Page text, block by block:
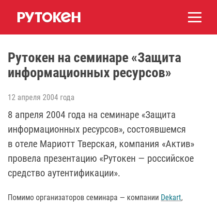
Рутокен на семинаре «Защита
информационных ресурсов»
12 апреля 2004 года
8 апреля 2004 года на семинаре «Защита
информационных ресурсов», состоявшемся
в отеле Мариотт Тверская, компания «Актив»
провела презентацию «Рутокен — российское
средство аутентификации».
Помимо организаторов семинара — компании Dekart,